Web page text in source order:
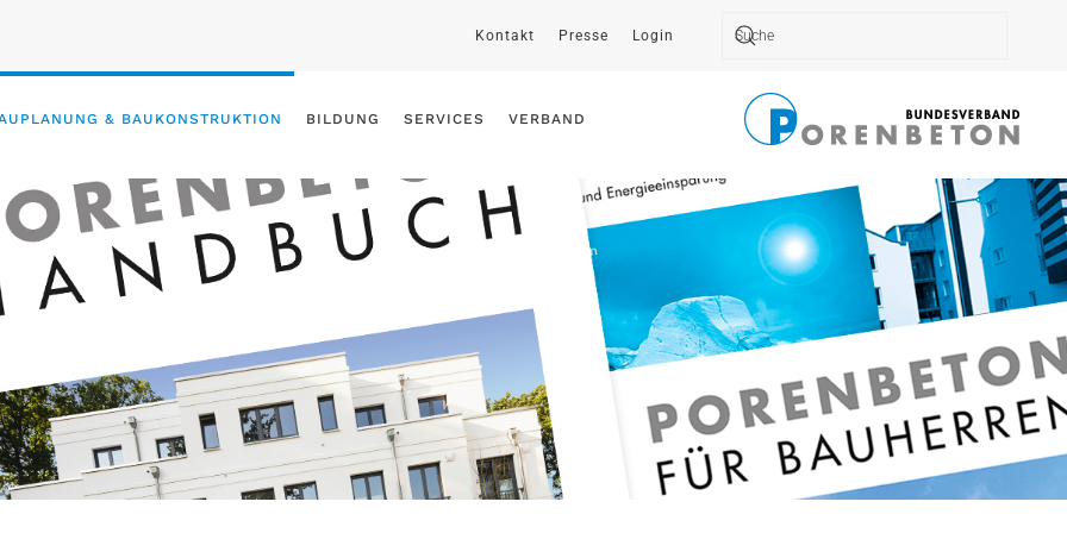
Kontakt Presse Login
& BAUKONSTRUKTION BILDUNG SERVICES VERBAND